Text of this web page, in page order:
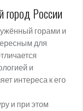
России
горами и
для
и
интереса к его
и при этом